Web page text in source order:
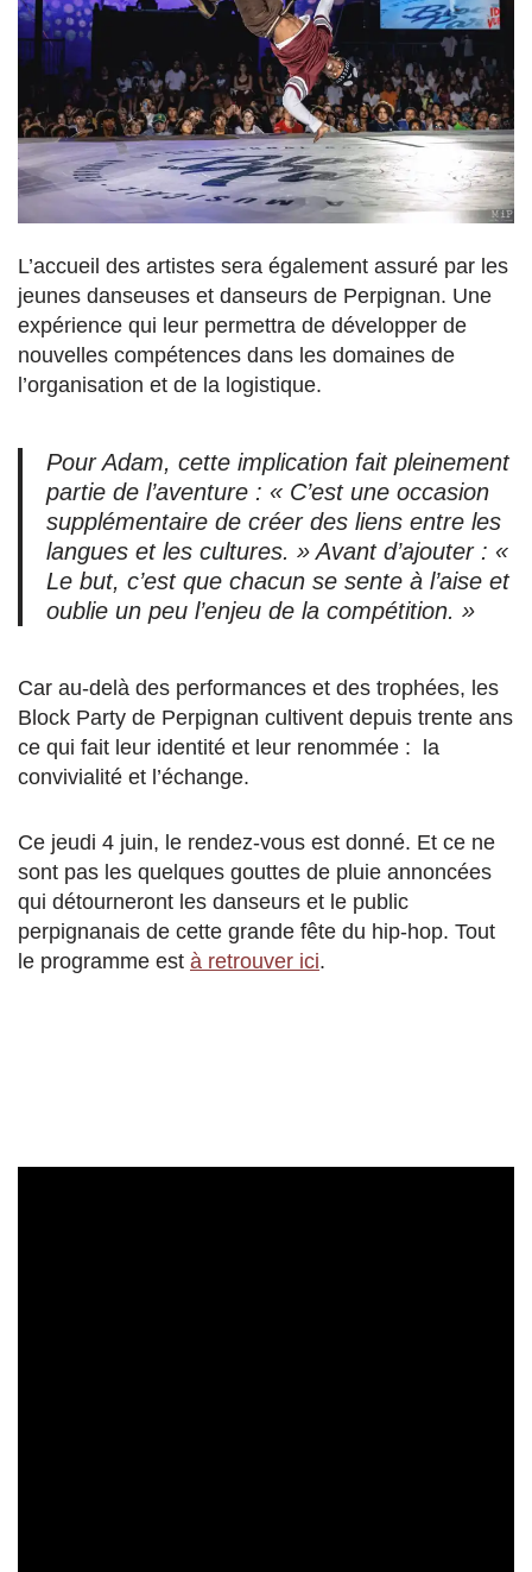
L’accueil des artistes sera également assuré par les
jeunes danseuses et danseurs de Perpignan. Une
expérience qui leur permettra de développer de
nouvelles compétences dans les domaines de
l’organisation et de la logistique.
Pour Adam, cette implication fait pleinement
partie de l’aventure : « C’est une occasion
supplémentaire de créer des liens entre les
langues et les cultures. » Avant d’ajouter : «
Le but, c’est que chacun se sente à l’aise et
oublie un peu l’enjeu de la compétition. »
Car au-delà des performances et des trophées, les
Block Party de Perpignan cultivent depuis trente ans
ce qui fait leur identité et leur renommée : la
convivialité et l’échange.
Ce jeudi 4 juin, le rendez-vous est donné. Et ce ne
sont pas les quelques gouttes de pluie annoncées
qui détourneront les danseurs et le public
perpignanais de cette grande fête du hip-hop. Tout
le programme est à retrouver ici.